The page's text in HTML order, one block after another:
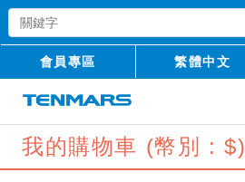
會員專區 繁體中文
我的購物車 (幣別 : $)